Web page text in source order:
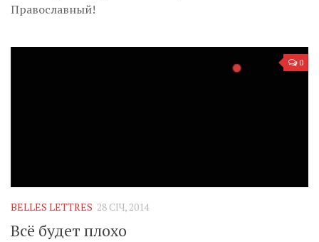
Православный!
0
BELLES LETTRES 28 СІЧ, 2014
Всё будет плохо